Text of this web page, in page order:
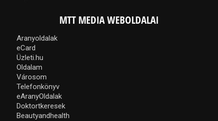
MTT MEDIA WEBOLDALAI
Aranyoldalak
eCard
Üzleti.hu
Oldalam
Városom
Telefonkönyv
eAranyOldalak
Doktortkeresek
Beautyandhealth